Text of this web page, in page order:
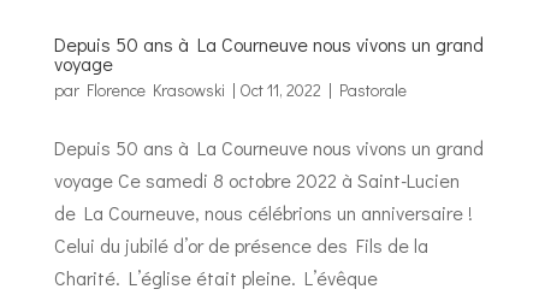
Depuis 50 ans à La Courneuve nous vivons un grand
voyage
par Florence Krasowski | Oct 11, 2022 | Pastorale
Depuis 50 ans à La Courneuve nous vivons un grand
voyage Ce samedi 8 octobre 2022 à Saint-Lucien
de La Courneuve, nous célébrions un anniversaire !
Celui du jubilé d’or de présence des Fils de la
Charité. L’église était pleine. L’évêque